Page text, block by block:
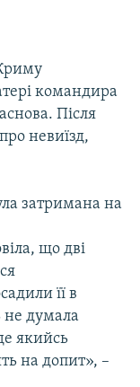
командира
Після
невиїзд,
затримана на
що дві
її в
не думала
якийсь
на допит», –